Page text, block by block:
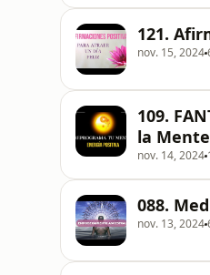
121.
nov. 15, 2024
109.
la Mente
nov. 14, 2024
088.
nov. 13, 2024